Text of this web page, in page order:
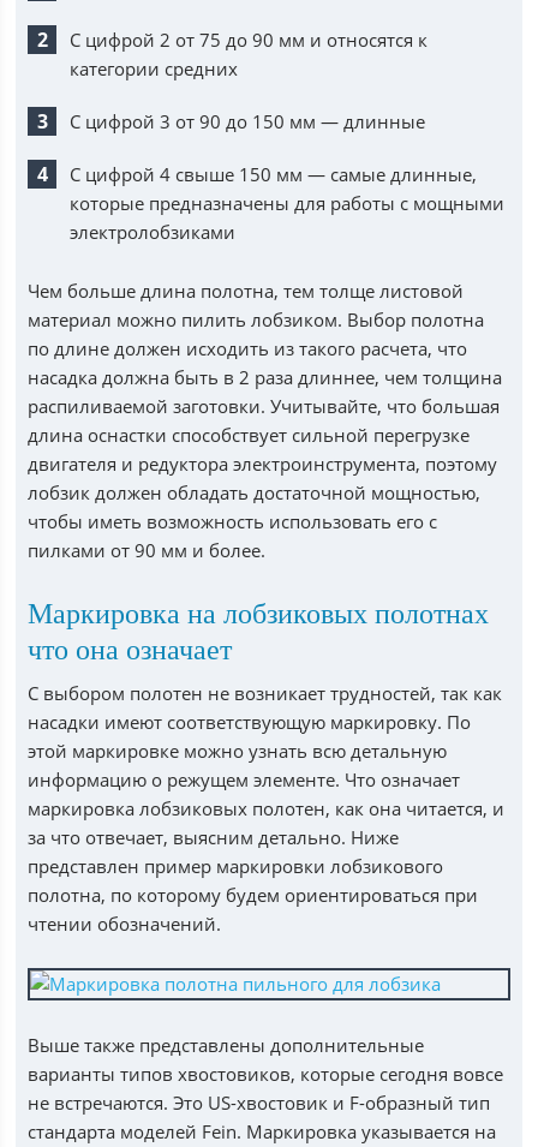
С цифрой 2 от 75 до 90 мм и относятся к
категории средних
С цифрой 3 от 90 до 150 мм — длинные
С цифрой 4 свыше 150 мм — самые длинные,
которые предназначены для работы с мощными
электролобзиками
Чем больше длина полотна, тем толще листовой
материал можно пилить лобзиком. Выбор полотна
по длине должен исходить из такого расчета, что
насадка должна быть в 2 раза длиннее, чем толщина
распиливаемой заготовки. Учитывайте, что большая
длина оснастки способствует сильной перегрузке
двигателя и редуктора электроинструмента, поэтому
лобзик должен обладать достаточной мощностью,
чтобы иметь возможность использовать его с
пилками от 90 мм и более.
Маркировка на лобзиковых полотнах
что она означает
С выбором полотен не возникает трудностей, так как
насадки имеют соответствующую маркировку. По
этой маркировке можно узнать всю детальную
информацию о режущем элементе. Что означает
маркировка лобзиковых полотен, как она читается, и
за что отвечает, выясним детально. Ниже
представлен пример маркировки лобзикового
полотна, по которому будем ориентироваться при
чтении обозначений.
Выше также представлены дополнительные
варианты типов хвостовиков, которые сегодня вовсе
не встречаются. Это US-хвостовик и F-образный тип
стандарта моделей Fein. Маркировка указывается на